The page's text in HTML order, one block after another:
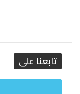
تابعنا على